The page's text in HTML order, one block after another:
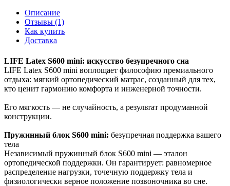
Описание
Отзывы (1)
Как купить
Доставка
LIFE Latex S600 mini: искусство безупречного сна
LIFE Latex S600 mini воплощает философию премиального
отдыха: мягкий ортопедический матрас, созданный для тех,
кто ценит гармонию комфорта и инженерной точности.
Его мягкость — не случайность, а результат продуманной
конструкции.
Пружинный блок S600 mini: безупречная поддержка вашего
тела
Независимый пружинный блок S600 mini — эталон
ортопедической поддержки. Он гарантирует: равномерное
распределение нагрузки, точечную поддержку тела и
физиологически верное положение позвоночника во сне.